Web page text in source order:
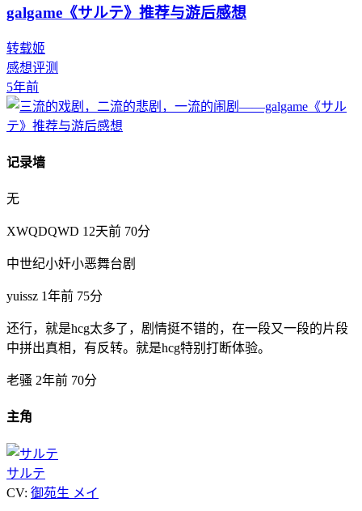
galgame《サルテ》推荐与游后感想
转载姬
感想评测
5年前
记录墙
无
XWQDQWD 12天前 70分
中世纪小奸小恶舞台剧
yuissz 1年前 75分
还行，就是hcg太多了，剧情挺不错的，在一段又一段的片段
中拼出真相，有反转。就是hcg特别打断体验。
老骚 2年前 70分
主角
サルテ
CV: 御苑生 メイ